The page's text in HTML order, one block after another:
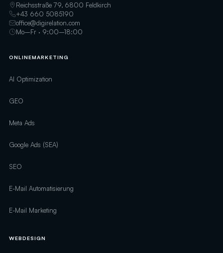
Reichsstraße 79, 6800 Feldkirch
+43 660 5085190
office@digirelation.com
Mo–Fr · 9:00–18:00
ONLINEMARKETING
AI Optimization
GEO
Meta Ads
Google Ads (SEA)
SEO
E-Mail Automatisierung
E-Mail Marketing
WEBDESIGN